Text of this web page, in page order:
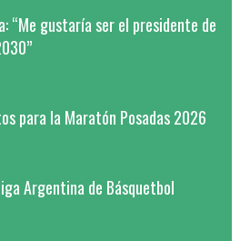
“Me gustaría ser el presidente de
para la Maratón Posadas 2026
Argentina de Básquetbol